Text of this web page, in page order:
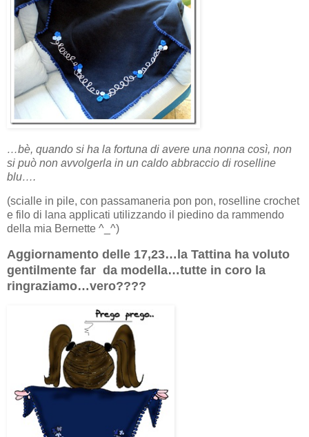
…bè, quando si ha la fortuna di avere una nonna così, non
si può non avvolgerla in un caldo abbraccio di roselline
blu….
(scialle in pile, con passamaneria pon pon, roselline crochet
e filo di lana applicati utilizzando il piedino da rammendo
della mia Bernette ^_^)
Aggiornamento delle 17,23…la Tattina ha voluto
gentilmente far da modella…tutte in coro la
ringraziamo…vero????